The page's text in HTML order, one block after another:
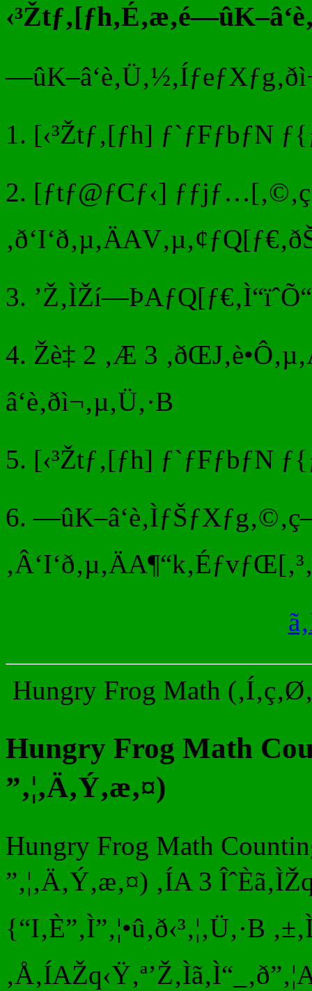
1. [‹³Žtƒ‚[ƒh] ƒ`ƒFƒbƒN
2. [ƒtƒ@ƒCƒ‹]
3.
4. Žè‡ 2 ‚Æ 3
â‘è‚ðì¬‚µ‚Ü‚·B
5. [‹³Žtƒ‚[ƒh] ƒ`ƒFƒbƒN
6.
Hungry Frog Math
Hungry Frog Math
”‚¦‚Ä‚Ý‚æ‚¤)
Hungry Frog Math
”‚¦‚Ä‚Ý‚æ‚¤) ‚ÍA 3
{“I‚È”‚Ì”‚¦•û‚ð‹³‚¦‚Ü‚·B